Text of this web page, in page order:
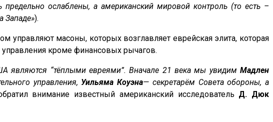
предельно ослаблены, а американский мировой контроль (то есть –
Западе»).
масоны, которых возглавляет еврейская элита, которая
управления кроме финансовых рычагов.
являются “тёплыми евреями”. Вначале 21 века мы увидим Мадлен
управления, Уильяма Коуэна— секретарём Совета обороны, а
внимание известный американский исследователь Д. Дюк